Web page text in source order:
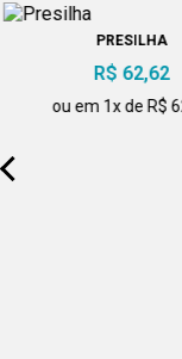
PRESILHA
R$ 62,62
ou em 1x de R$